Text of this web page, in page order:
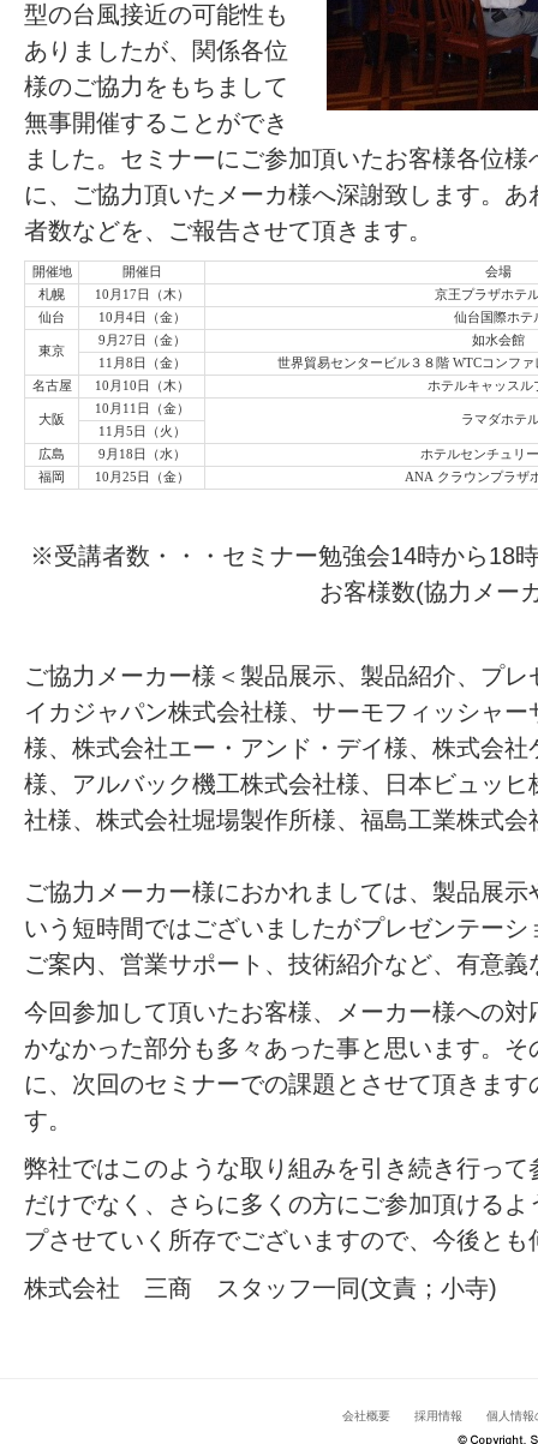
型の台風接近の可能性も
ありましたが、関係各位
様のご協力をもちまして
無事開催することができ
ました。セミナーにご参加頂いたお客様各位
に、ご協力頂いたメーカ様へ深謝致します。
者数などを、ご報告させて頂きます。
開催地 開催日
会場
札幌
10月17日（木）
京王プラザホテ
仙台
10月4日（金） 仙台国際ホテ
東京
9月27日（金）
如水会館
11月8日（金）
世界貿易センタービル３８階 WTCコンフ
名古屋
10月10日（木） ホテルキャッスル
大阪
10月11日（金）
ラマダホテ
11月5日（火）
広島
9月18日（水）
ホテルセンチュリ
福岡
10月25日（金） ANA クラウンプラザ
※受講者数・・・セミナー勉強会14時から18
お客様数(協力メー
ご協力メーカー様＜製品展示、製品紹介、プ
イカジャパン株式会社様、サーモフィッシャ
様、株式会社エー・アンド・デイ様、株式会
様、アルバック機工株式会社様、日本ビュッ
社様、株式会社堀場製作所様、福島工業株式
ご協力メーカー様におかれましては、製品展
いう短時間ではございましたがプレゼンテー
ご案内、営業サポート、技術紹介など、有意
今回参加して頂いたお客様、メーカー様への
かなかった部分も多々あった事と思います。
に、次回のセミナーでの課題とさせて頂きま
す。
弊社ではこのような取り組みを引き続き行っ
だけでなく、さらに多くの方にご参加頂ける
プさせていく所存でございますので、今後と
株式会社 三商 スタッフ一同(文責；小寺)
会社概要 採用情報 個人情報